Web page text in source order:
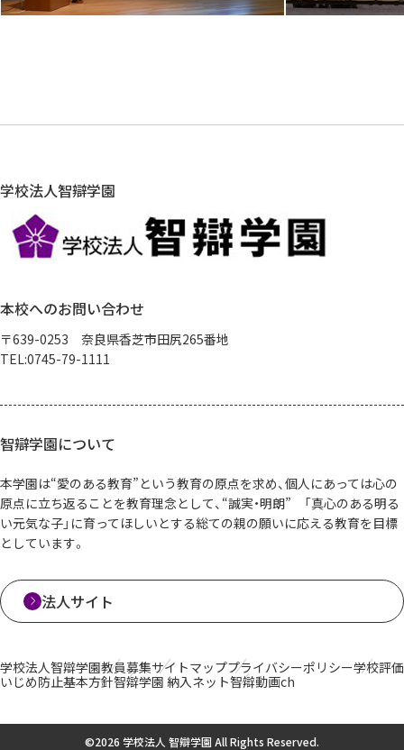
学校法人智辯学園
本校へのお問い合わせ
〒639-0253 奈良県香芝市田尻265番地
TEL:0745-79-1111
智辯学園について
本学園は“愛のある教育”という教育の原点を求め、個人にあっては心の
原点に立ち返ることを教育理念として、“誠実・明朗” 「真心のある明る
い元気な子」に育ってほしいとする総ての親の願いに応える教育を目標
としています。
法人サイト
学校法人智辯学園教員募集サイトマッププライバシーポリシー学校評価
いじめ防止基本方針智辯学園 納入ネット智辯動画ch
©2026 学校法人 智辯学園 All Rights Reserved.